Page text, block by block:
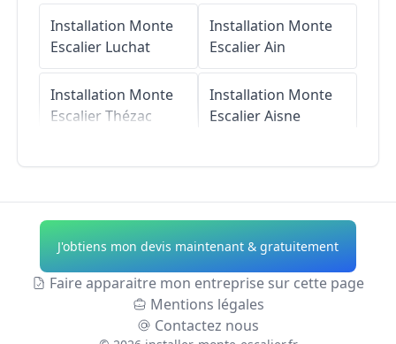
Installation Monte
Escalier Luchat
Installation Monte
EscalierThézac
Installation Monte
EscalierLa Clisse
Installation Monte
Rétaud
Installation Monte
EscalierAin
Installation Monte
EscalierAisne
Installation Monte
EscalierAlpes-de-
Haute-Provence
Installation Monte
J'obtiens mon devis maintenant & gratuitement
Faire apparaitre mon entreprise sur cette page
Mentions légales
Contactez nous